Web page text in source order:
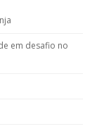
em desafio no